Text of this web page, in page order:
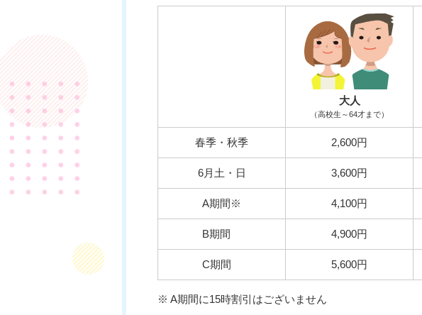
大人
（高校生～64才まで）
春季・秋季 2,600円
6月土・日 3,600円
A期間※ 4,100円
B期間 4,900円
C期間 5,600円
※ A期間に15時割引はございません